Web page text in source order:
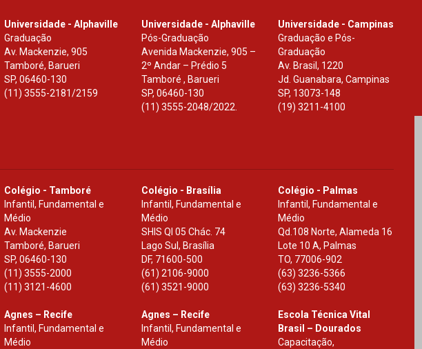
Universidade - Alphaville
Graduação
Av. Mackenzie, 905
Tamboré, Barueri
SP,06460-130
(11) 3555-2181/2159
Universidade - Alphaville
Pós-Graduação
Avenida Mackenzie, 905 –
2º Andar – Prédio 5
Tamboré , Barueri
SP, 06460-130
(11) 3555-2048/2022.
Universidade - Campinas
Graduação e Pós-
Graduação
Av. Brasil, 1220
Jd. Guanabara, Campinas
SP, 13073-148
(19) 3211-4100
Colégio - Tamboré
Infantil, Fundamental e
Médio
Av. Mackenzie
Tamboré, Barueri
SP,06460-130
(11) 3555-2000
(11) 3121-4600
Colégio - Brasília
Infantil, Fundamental e
Médio
SHIS Ql 05 Chác. 74
Lago Sul, Brasília
DF, 71600-500
(61) 2106-9000
(61) 3521-9000
Colégio - Palmas
Infantil, Fundamental e
Médio
Qd.108 Norte, Alameda 16
Lote 10 A, Palmas
TO, 77006-902
(63) 3236-5366
(63) 3236-5340
Agnes – Recife
Infantil, Fundamental e
Médio
Agnes – Recife
Infantil, Fundamental e
Médio
Escola Técnica Vital
Brasil – Dourados
Capacitação,